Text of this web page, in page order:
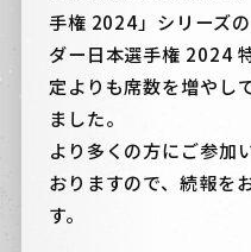
手権 2024」シリーズ
ダー日本選手権 2024
定よりも席数を増やし
ました。
より多くの方にご参加
おりますので、続報を
す。